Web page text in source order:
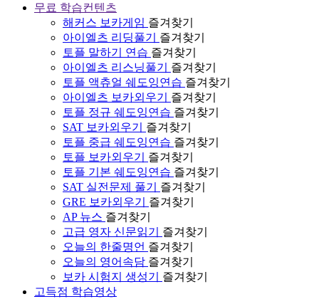
무료 학습컨텐츠
해커스 보카게임 즐겨찾기
아이엘츠 리딩풀기
즐겨찾기
토플 말하기 연습 즐겨찾기
아이엘츠 리스닝풀기
즐겨찾기
토플 액츄얼 쉐도잉연습 즐겨찾기
아이엘츠 보카외우기
즐겨찾기
토플 정규 쉐도잉연습 즐겨찾기
SAT 보카외우기
즐겨찾기
토플 중급 쉐도잉연습 즐겨찾기
토플 보카외우기
즐겨찾기
토플 기본 쉐도잉연습 즐겨찾기
SAT 실전문제 풀기
즐겨찾기
GRE 보카외우기
즐겨찾기
AP 뉴스 즐겨찾기
고급 영자 신문읽기
즐겨찾기
오늘의 한줄명언 즐겨찾기
오늘의 영어속담 즐겨찾기
보카 시험지 생성기
즐겨찾기
고득점 학습영상